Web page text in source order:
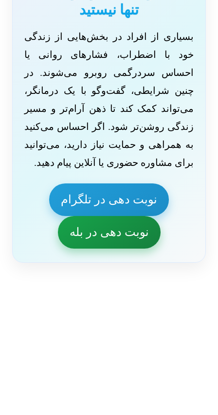
تنها نیستید
بسیاری از افراد در بخش‌هایی از زندگی
خود با اضطراب، فشارهای روانی یا
احساس سردرگمی روبرو می‌شوند. در
چنین شرایطی، گفت‌وگو با یک درمانگر،
می‌تواند کمک کند تا ذهن آرام‌تر و مسیر
زندگی روشن‌تر شود. اگر احساس می‌کنید
به همراهی و حمایت نیاز دارید، می‌توانید
برای مشاوره حضوری یا آنلاین پیام دهید.
نوبت دهی در تلگرام
نوبت دهی در بله